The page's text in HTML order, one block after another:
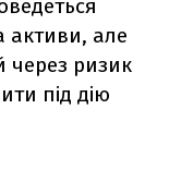
активи, але
через ризик
під дію